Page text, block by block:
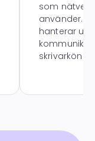
som
använder.
hanterar
skrivarkön.